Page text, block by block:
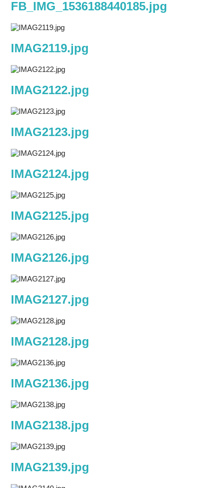
FB_IMG_1536188440185.jpg
IMAG2119.jpg
IMAG2122.jpg
IMAG2123.jpg
IMAG2124.jpg
IMAG2125.jpg
IMAG2126.jpg
IMAG2127.jpg
IMAG2128.jpg
IMAG2136.jpg
IMAG2138.jpg
IMAG2139.jpg